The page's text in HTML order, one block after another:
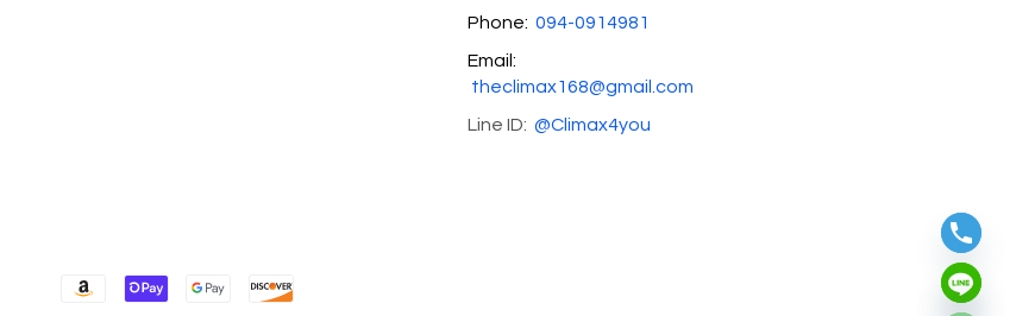
Phone: 094-0914981
Email:
theclimax168@gmail.com
Line ID: @Climax4you
Hide chaty